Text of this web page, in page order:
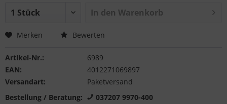
In den Warenkorb
Merken Bewerten
Artikel-Nr.:
6989
EAN:
4012271069897
Versandart:
Paketversand
Bestellung / Beratung:
037207 9970-400